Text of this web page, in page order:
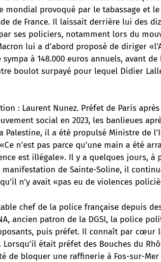
mondial provoqué par le tabassage et
de France. Il laissait derrière lui des
ses policiers, notamment lors du
lui a d’abord proposé de diriger
à 148.000 euros annuels, avant
boulot surpayé pour lequel Didier
: Laurent Nunez. Préfet de Paris
social en 2023, les banlieues
il a été propulsé Ministre de
n’est pas parce qu’une main a été
est illégale». Il y a quelques jours, à
manifestation de Sainte-Soline, il
qu’il n’y avait «pas eu de violences
chef de la police française depuis
ancien patron de la DGSI, la police
puis préfet. Il connaît par cœur
était préfet des Bouches du
de bloquer une raffinerie à Fos-sur-